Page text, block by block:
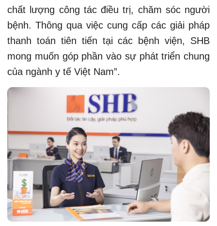
chất lượng công tác điều trị, chăm sóc người
bệnh. Thông qua việc cung cấp các giải pháp
thanh toán tiên tiến tại các bệnh viện, SHB
mong muốn góp phần vào sự phát triển chung
của ngành y tế Việt Nam”.